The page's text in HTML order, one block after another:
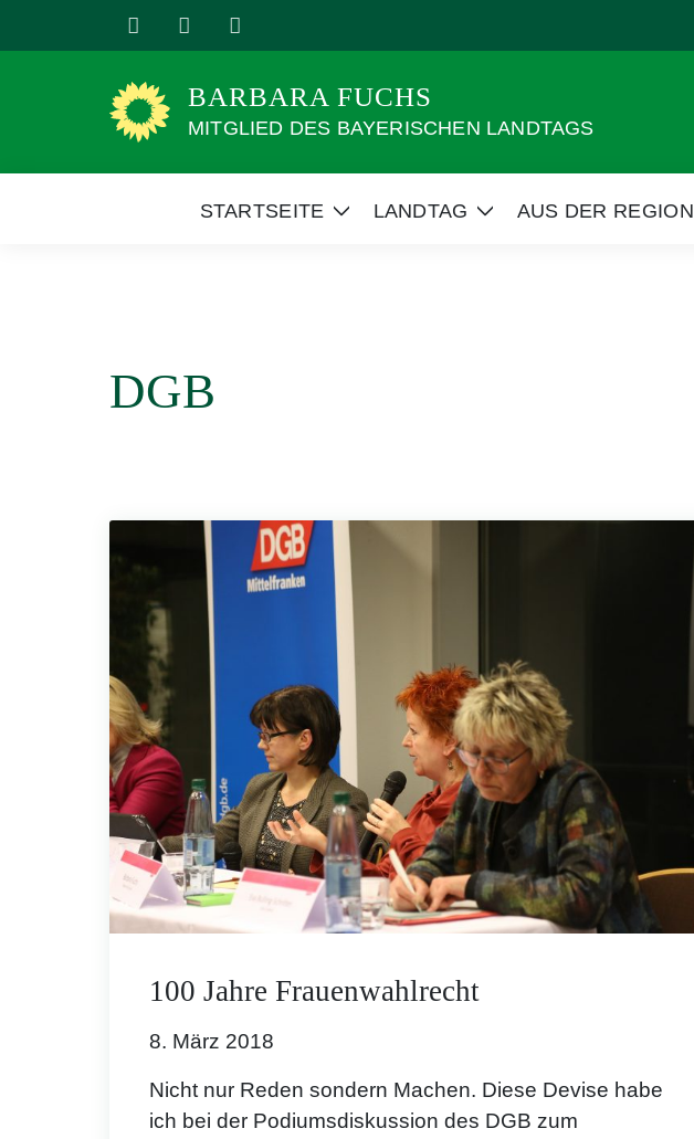
BARBARA FUCHS
MITGLIED DES BAYERISCHEN LANDTAGS
STARTSEITE
Zeige
LANDTAG
Zeige
AUS DER REGION
DGB
100 Jahre Frauenwahlrecht
8. März 2018
Nicht nur Reden sondern Machen. Diese Devise habe
ich bei der Podiumsdiskussion des DGB zum